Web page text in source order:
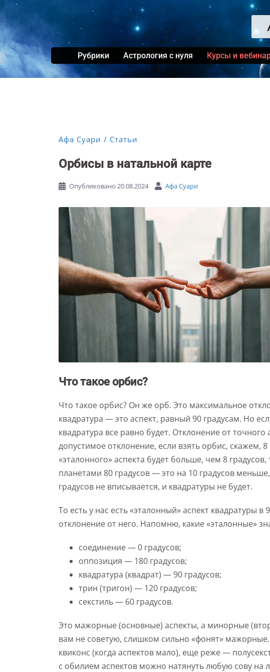
Перейти
содержимому
Рубрики Астрология с нуля Курсы и
Афа Суари Статьи
Орбисы в натальной карте
Опубликовано 20.08.2024 Афа Суари
Что такое орбис?
Что такое орбис? Он же орб. Это максимальное
квадратура — это аспект, равный 90 градусам. Но
квадратура все равно будет. Отклонение от точного
допустимое отклонение, если взять орбис, скажем,
«эталонного» аспекта будет больше, чем 8
планетами 80 градусов — это на 10 градусов
градусов не вписывается, и квадратуры не будет.
То есть у нас есть «эталонный» аспект квадратуры
отклонение от него. Напомню, какие «эталонные»
соединение — 0 градусов;
оппозиция — 180 градусов;
квадратура (квадрат) — 90 градусов;
трин (тригон) — 120 градусов;
секстиль — 60 градусов.
Это мажорные (основные) аспекты, а минорные
вам не советую, слишком сильно «фонят»
квиконс (когда аспектов мало), еще реже —
с обилием аспектов можно натянуть любую сову на